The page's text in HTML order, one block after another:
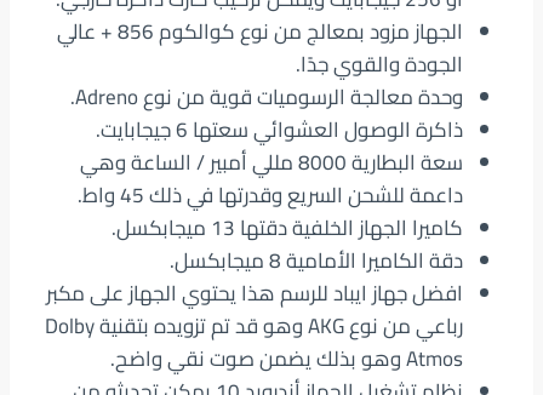
الجهاز مزود بمعالج من نوع كوالكوم 856 + عالي
الجودة والقوي جدًا.
وحدة معالجة الرسوميات قوية من نوع Adreno.
ذاكرة الوصول العشوائي سعتها 6 جيجابايت.
سعة البطارية 8000 مللي أمبير / الساعة وهي
داعمة للشحن السريع وقدرتها في ذلك 45 واط.
كاميرا الجهاز الخلفية دقتها 13 ميجابكسل.
دقة الكاميرا الأمامية 8 ميجابكسل.
افضل جهاز ايباد للرسم هذا يحتوي الجهاز على مكبر
رباعي من نوع AKG وهو قد تم تزويده بتقنية Dolby
Atmos وهو بذلك يضمن صوت نقي واضح.